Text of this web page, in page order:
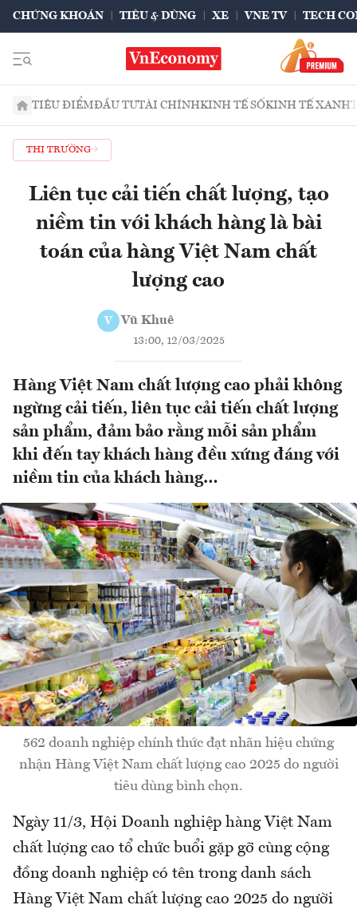
CHỨNG KHOÁN TIÊU & DÙNG XE VNE TV TECH
TIÊU ĐIỂMĐẦU TƯTÀI CHÍNHKINH TẾ SỐKINH TẾ XANH
THỊ TRƯỜNG
Liên tục cải tiến chất lượng, tạo
niềm tin với khách hàng là bài
toán của hàng Việt Nam chất
lượng cao
V Vũ Khuê
13:00, 12/03/2025
Hàng Việt Nam chất lượng cao phải không
ngừng cải tiến, liên tục cải tiến chất lượng
sản phẩm, đảm bảo rằng mỗi sản phẩm
khi đến tay khách hàng đều xứng đáng với
niềm tin của khách hàng…
562 doanh nghiệp chính thức đạt nhãn hiệu chứng
nhận Hàng Việt Nam chất lượng cao 2025 do người
tiêu dùng bình chọn.
Ngày 11/3, Hội Doanh nghiệp hàng Việt Nam
chất lượng cao tổ chức buổi gặp gỡ cùng cộng
đồng doanh nghiệp có tên trong danh sách
Hàng Việt Nam chất lượng cao 2025 do người